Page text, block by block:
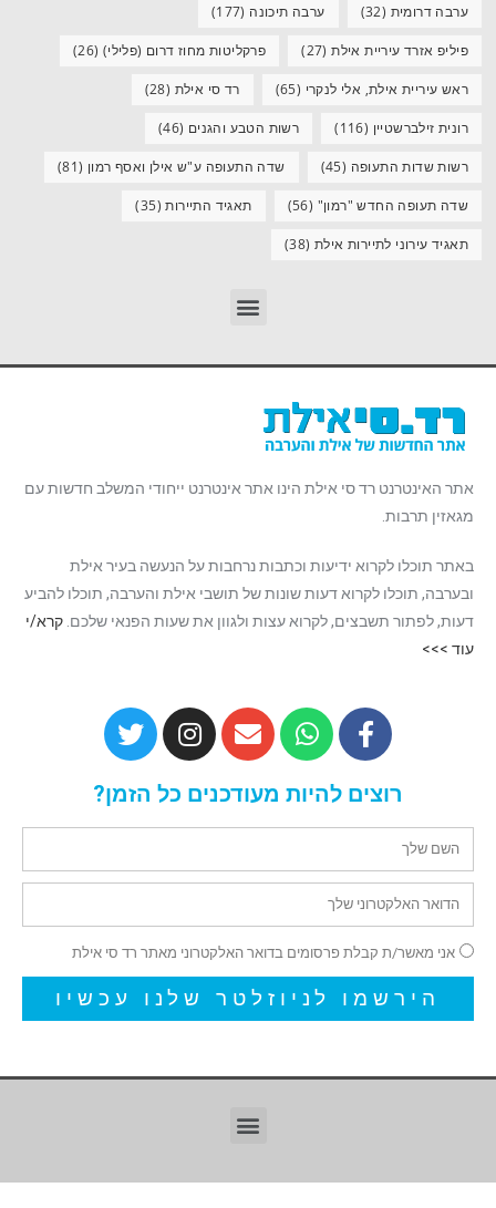
ערבה דרומית (32) ערבה תיכונה (177)
פיליפ אזרד עיריית אילת(27) פרקליטות מחוז דרום (פלילי) (26)
ראש עיריית אילת, אלי לנקרי (65) רד סי אילת (28)
רונית זילברשטיין (116) רשות הטבע והגנים (46)
רשות שדות התעופה (45) שדה התעופה ע"ש אילן ואסף רמון (81)
שדה תעופה החדש "רמון" (56) תאגיד התיירות(35)
תאגיד עירוני לתיירות אילת (38)
אתר האינטרנט רד סי אילת הינו אתר אינטרנט ייחודי המשלב חדשות עם
מגאזין תרבות.
באתר תוכלו לקרוא ידיעות וכתבות נרחבות על הנעשה בעיר אילת
ובערבה, תוכלו לקרוא דעות שונות של תושבי אילת והערבה, תוכלו להביע
דעות, לפתור תשבצים, לקרוא עצות ולגוון את שעות הפנאי שלכם. קרא/י
עוד >>>
רוצים להיות מעודכנים כל הזמן?
אני מאשר/ת קבלת פרסומים בדואר האלקטרוני מאתר רד סי אילת
הירשמו לניוזלטר שלנו עכשיו